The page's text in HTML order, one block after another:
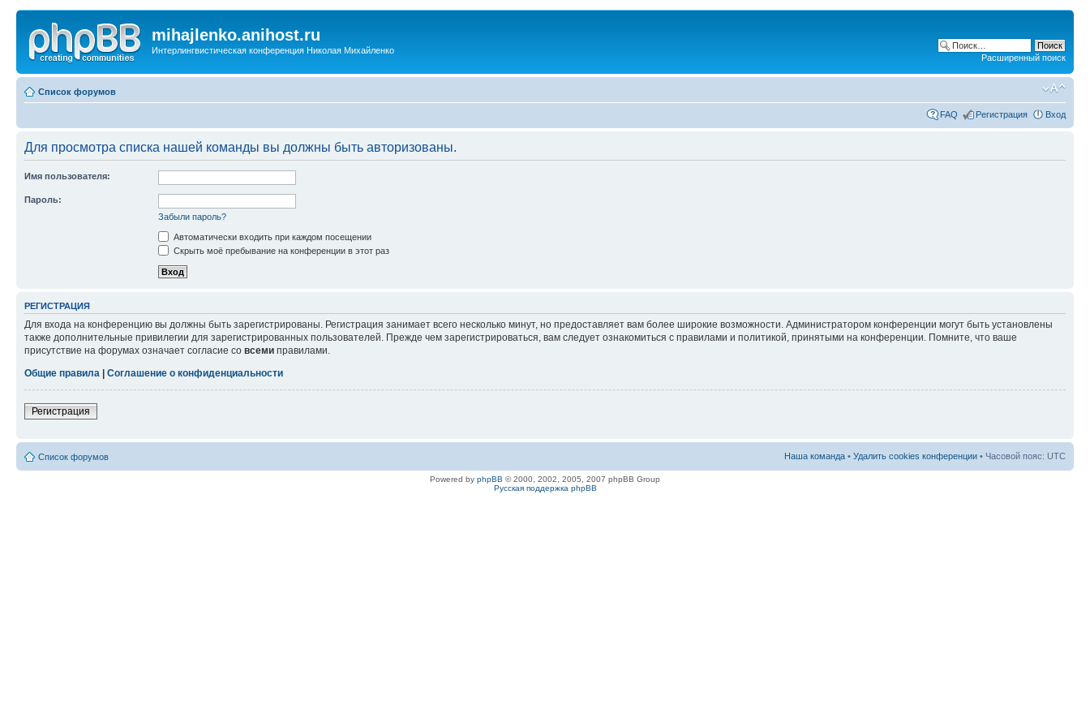
mihajlenko.anihost.ru
Интерлингвистическая конференция Николая Михайленко
Расширенный поиск
Список форумов
FAQ Регистрация Вход
Для просмотра списка нашей команды вы должны быть авторизованы.
Имя пользователя:
Пароль:
Забыли пароль?
Автоматически входить при каждом посещении
Скрыть моё пребывание на конференции в этот раз
РЕГИСТРАЦИЯ
Для входа на конференцию вы должны быть зарегистрированы. Регистрация занимает всего несколько минут, но предоставляет вам более широкие возможности. Администратором конференции могут быть установлены
также дополнительные привилегии для зарегистрированных пользователей. Прежде чем зарегистрироваться, вам следует ознакомиться с правилами и политикой, принятыми на конференции. Помните, что ваше
присутствие на форумах означает согласие со всеми правилами.
Общие правила
Соглашение о конфиденциальности
Регистрация
Список форумов Наша команда • Удалить cookies конференции • Часовой пояс: UTC
Powered by phpBB © 2000, 2002, 2005, 2007 phpBB Group
Русская поддержка phpBB